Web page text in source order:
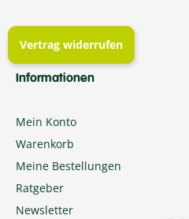
Vertrag widerrufen
Informationen
Mein Konto
Warenkorb
Meine Bestellungen
Ratgeber
Newsletter